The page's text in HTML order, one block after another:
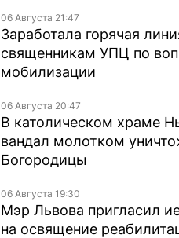
06 Августа 21:47
Заработала горячая
священникам УПЦ по
мобилизации
06 Августа 20:47
В католическом храме
вандал молотком
Богородицы
06 Августа 19:30
Мэр Львова пригласил
на освящение